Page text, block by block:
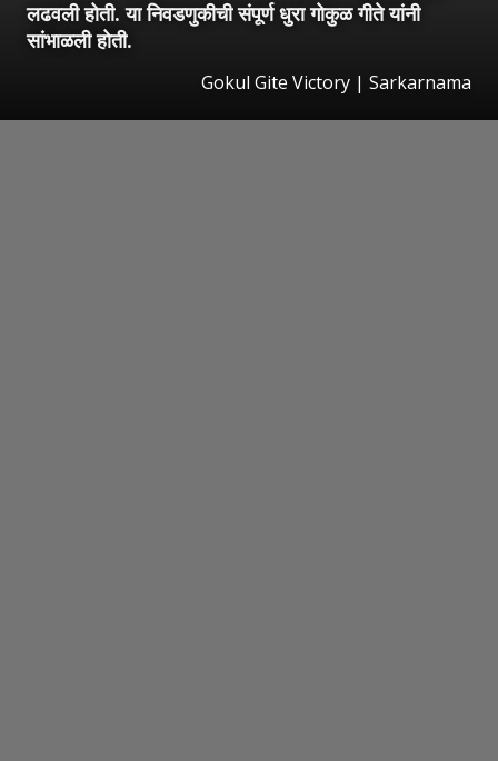
लढवली होती. या निवडणुकीची संपूर्ण धुरा गोकुळ गीते यांनी
सांभाळली होती.
Gokul Gite Victory | Sarkarnama